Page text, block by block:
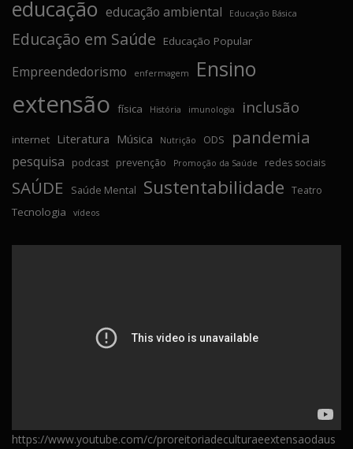
educação educação ambiental Educação Básica
Educação em Saúde Educação Popular
Empreendedorismo enfermagem Ensino
extensão física História imunologia inclusão
internet Literatura Música Nutrição ODS pandemia
pesquisa podcast prevenção Promoção da Saúde redes sociais
SAÚDE Saúde Mental Sustentabilidade Teatro
Tecnologia vídeos
https://www.youtube.com/c/proreitoriadeculturaeextensaodaus